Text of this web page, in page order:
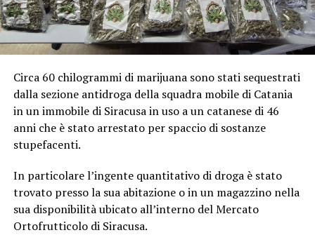
Circa 60 chilogrammi di marijuana sono stati sequestrati
dalla sezione antidroga della squadra mobile di Catania
in un immobile di Siracusa in uso a un catanese di 46
anni che è stato arrestato per spaccio di sostanze
stupefacenti.
In particolare l’ingente quantitativo di droga è stato
trovato presso la sua abitazione o in un magazzino nella
sua disponibilità ubicato all’interno del Mercato
Ortofrutticolo di Siracusa.